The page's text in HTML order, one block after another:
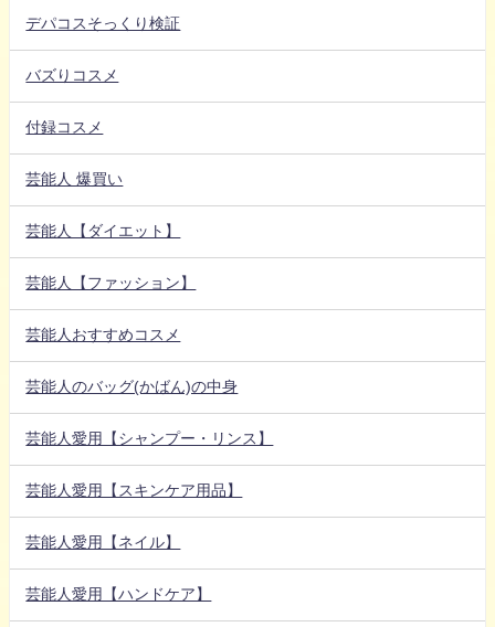
デパコスそっくり検証
バズりコスメ
付録コスメ
芸能人 爆買い
芸能人【ダイエット】
芸能人【ファッション】
芸能人おすすめコスメ
芸能人のバッグ(かばん)の中身
芸能人愛用【シャンプー・リンス】
芸能人愛用【スキンケア用品】
芸能人愛用【ネイル】
芸能人愛用【ハンドケア】